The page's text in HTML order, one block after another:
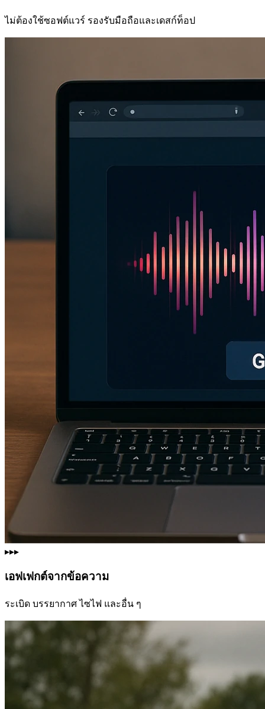
ไม่ต้องใช้ซอฟต์แวร์ รองรับมือถือและเดสก์ท็อป
▸▸▸
เอฟเฟกต์จากข้อความ
ระเบิด บรรยากาศ ไซไฟ และอื่น ๆ